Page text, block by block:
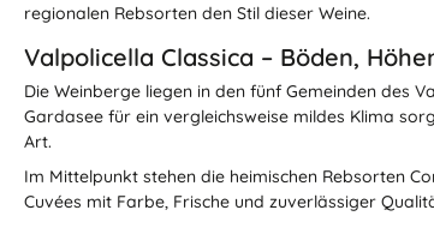
regionalen Rebsorten den Stil dieser Weine.
Valpolicella Classica – Böden,
Die Weinberge liegen in den fünf Gemeinden des
Gardasee für ein vergleichsweise mildes Klima
Art.
Im Mittelpunkt stehen die heimischen Rebsorten
Cuvées mit Farbe, Frische und zuverlässiger